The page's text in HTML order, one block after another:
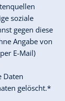
soziale
gegen diese
Angabe von
E-Mail)
Daten
gelöscht.*